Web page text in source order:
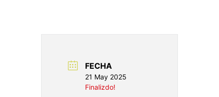
FECHA
21 May 2025
Finalizdo!